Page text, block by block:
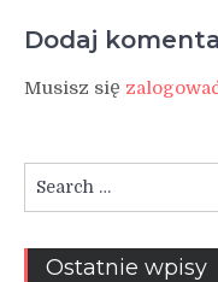
Dodaj
Musisz się
for:
Ostatnie wpisy